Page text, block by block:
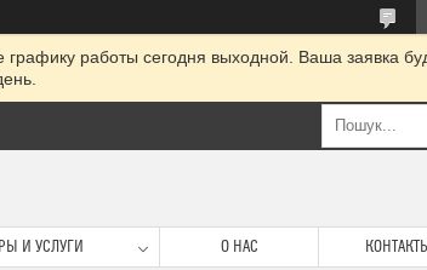
работы сегодня выходной. Ваша заявка
И УСЛУГИ О НАС КОНТАКТЫ